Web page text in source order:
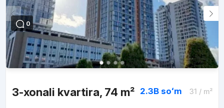
0
3-xonali kvartira, 74 m² 2.3B soʻm 31 / m²